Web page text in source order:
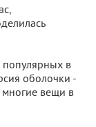
популярных в
оболочки -
многие вещи в